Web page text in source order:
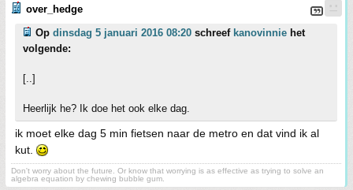
over_hedge
Op dinsdag 5 januari 2016 08:20 schreef kanovinnie het
volgende:
[..]
Heerlijk he? Ik doe het ook elke dag.
ik moet elke dag 5 min fietsen naar de metro en dat vind ik al
kut.
Don't worry about the future. Or know that worrying is as effective as trying to solve an
algebra equation by chewing bubble gum.